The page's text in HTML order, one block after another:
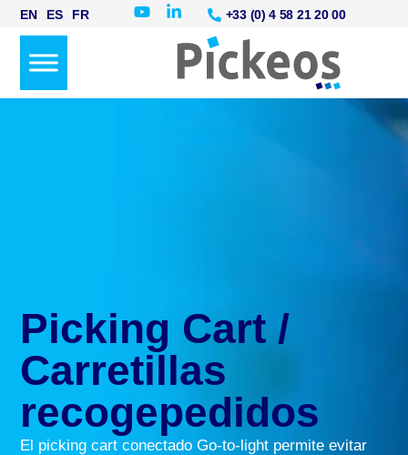
EN ES FR +33 (0) 4 58 21 20 00
Picking Cart /
Carretillas
recogepedidos
El picking cart conectado Go-to-light permite evitar